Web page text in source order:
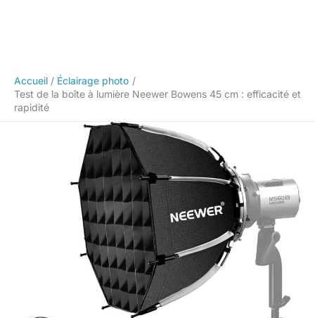
Accueil
Éclairage photo
Test de la boîte à lumière Neewer Bowens 45 cm : efficacité et
rapidité